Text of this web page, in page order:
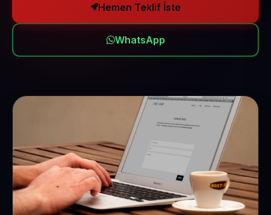
Hemen Teklif İste
WhatsApp